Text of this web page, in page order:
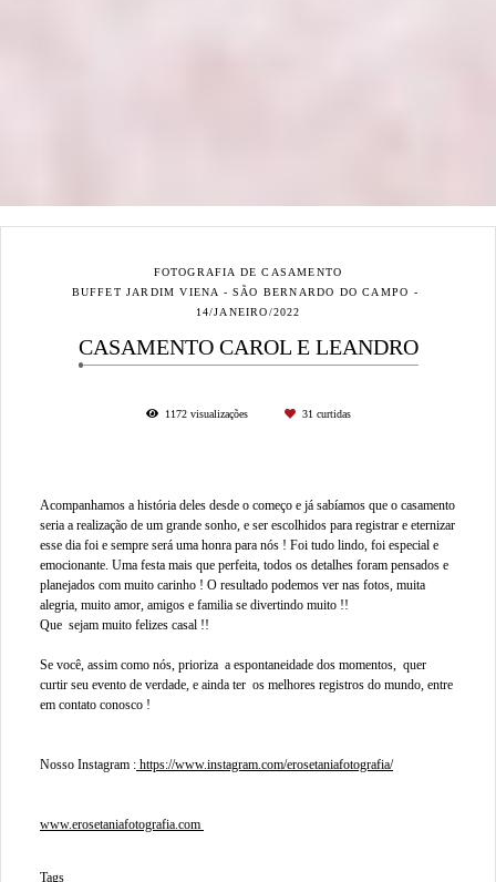
FOTOGRAFIA DE CASAMENTO
BUFFET JARDIM VIENA - SÃO BERNARDO DO CAMPO
14/JANEIRO/2022
CASAMENTO CAROL E LEANDRO
1172visualizações 31 curtidas
Acompanhamos a história deles desde o começo e já sabíamos que o casamento
seria a realização de um grande sonho, e ser escolhidos para registrar e eternizar
esse dia foi e sempre será uma honra para nós ! Foi tudo lindo, foi especial e
emocionante. Uma festa mais que perfeita, todos os detalhes foram pensados e
planejados com muito carinho ! O resultado podemos ver nas fotos, muita
alegria, muito amor, amigos e familia se divertindo muito !!
Que sejam muito felizes casal !!
Se você, assim como nós, prioriza a espontaneidade dos momentos, quer
curtir seu evento de verdade, e ainda ter os melhores registros do mundo, entre
em contato conosco !
Nosso Instagram : https://www.instagram.com/erosetaniafotografia/
www.erosetaniafotografia.com
Tags